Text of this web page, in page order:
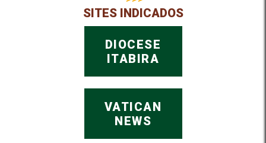
SITES INDICADOS
DIOCESE
ITABIRA
VATICAN
NEWS